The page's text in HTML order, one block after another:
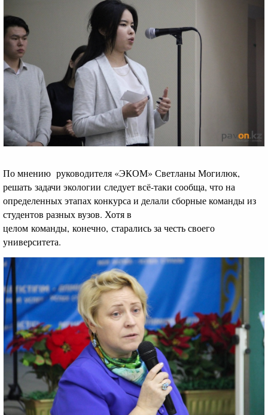
По мнению руководителя «ЭКОМ» Светланы Могилюк,
решать задачи экологии следует всё-таки сообща, что на
определенных этапах конкурса и делали сборные команды из
студентов разных вузов. Хотя в
целом команды, конечно, старались за честь своего
университета.